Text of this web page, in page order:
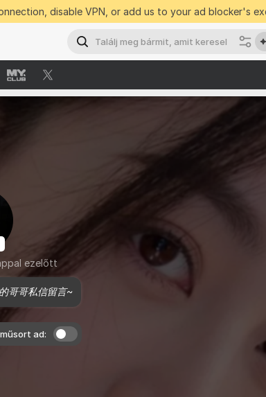
disable VPN, or add us to your ad blocker's
ezelőtt
哥哥私信留言~
ad: